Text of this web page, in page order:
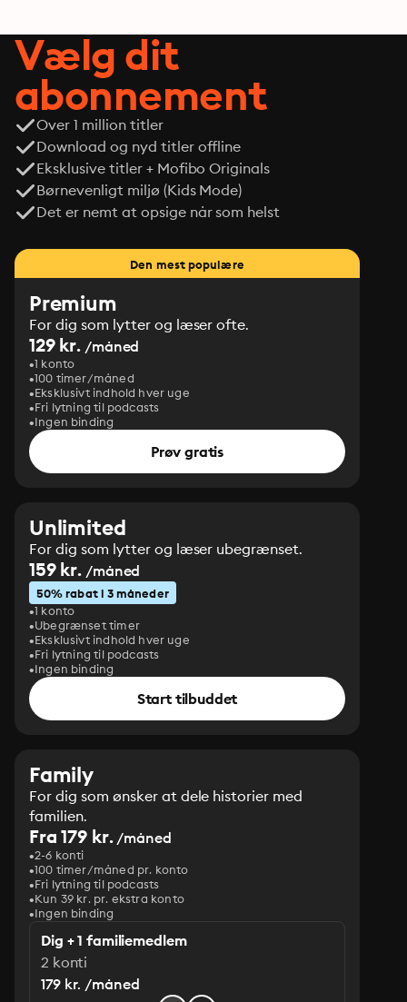
Vælg dit
abonnement
Over 1 million titler
Download og nyd titler offline
Eksklusive titler + Mofibo Originals
Børnevenligt miljø (Kids Mode)
Det er nemt at opsige når som helst
Den mest populære
Premium
For dig som lytter og læser ofte.
129 kr. /måned
1 konto
100 timer/måned
Eksklusivt indhold hver uge
Fri lytning til podcasts
Ingen binding
Prøv gratis
Unlimited
For dig som lytter og læser ubegrænset.
159 kr. /måned
50% rabat i 3 måneder
1 konto
Ubegrænset timer
Eksklusivt indhold hver uge
Fri lytning til podcasts
Ingen binding
Start tilbuddet
Family
For dig som ønsker at dele historier med
familien.
Fra 179 kr./måned
2-6 konti
100 timer/måned pr. konto
Fri lytning til podcasts
Kun 39 kr. pr. ekstra konto
Ingen binding
Dig + 1 familiemedlem
2 konti
179 kr. /måned